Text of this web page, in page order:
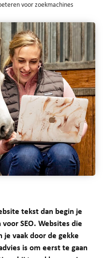
voor zoekmachines
tekst dan begin je
SEO. Websites die
je vaak door de gekke
is om eerst te gaan